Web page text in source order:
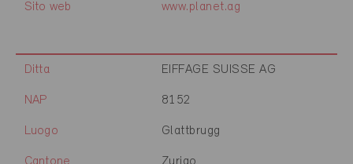
Sito web www.planet.ag
Ditta EIFFAGE SUISSE AG
NAP 8152
Luogo Glattbrugg